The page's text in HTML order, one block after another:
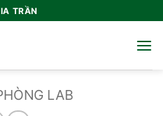
TRẦN
LAB